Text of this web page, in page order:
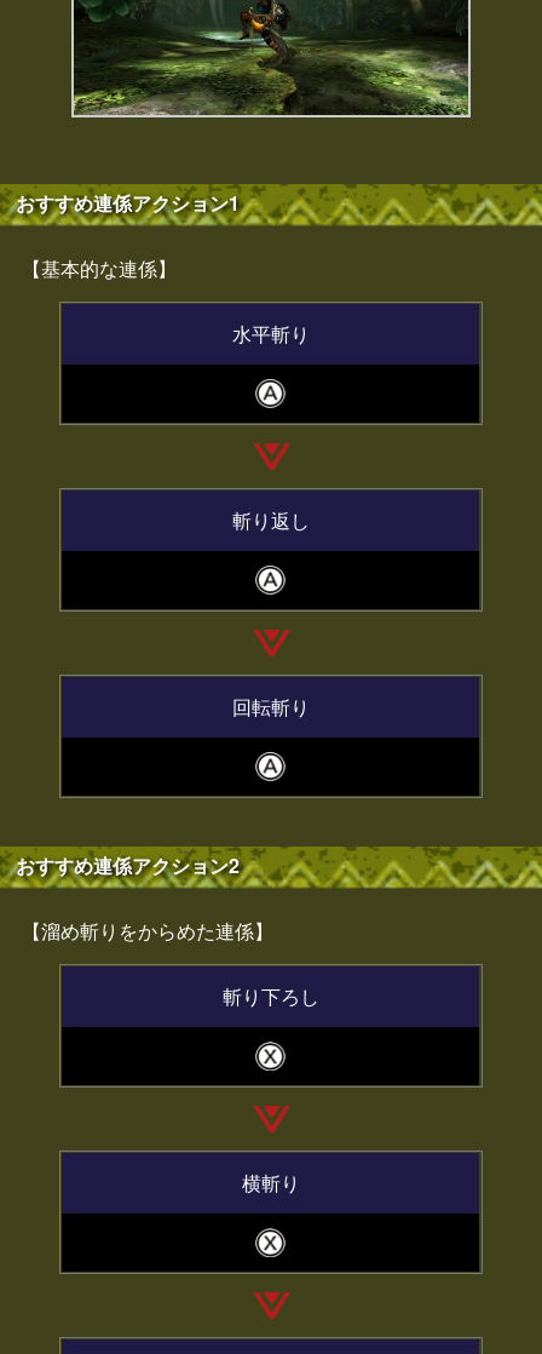
おすすめ連係アクション1
【基本的な連係】
水平斬り
斬り返し
回転斬り
おすすめ連係アクション2
【溜め斬りをからめた連係】
斬り下ろし
横斬り